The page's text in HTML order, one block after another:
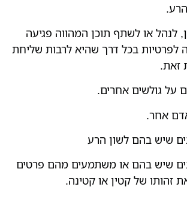
הרע.
לנהל או לשתף תוכן המהווה פגיעה
לפרטיות בכל דרך שהיא לרבות שליחת
זאת.
על גולשים אחרים.
אחר.
שיש בהם לשון הרע
שיש בהם או משתמעים מהם פרטים
זהותו של קטין או קטינה.